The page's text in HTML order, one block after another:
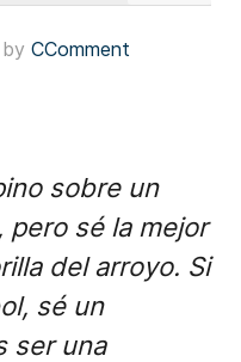
CComment
sobre un
pero sé la mejor
del arroyo. Si
sé un
ser una